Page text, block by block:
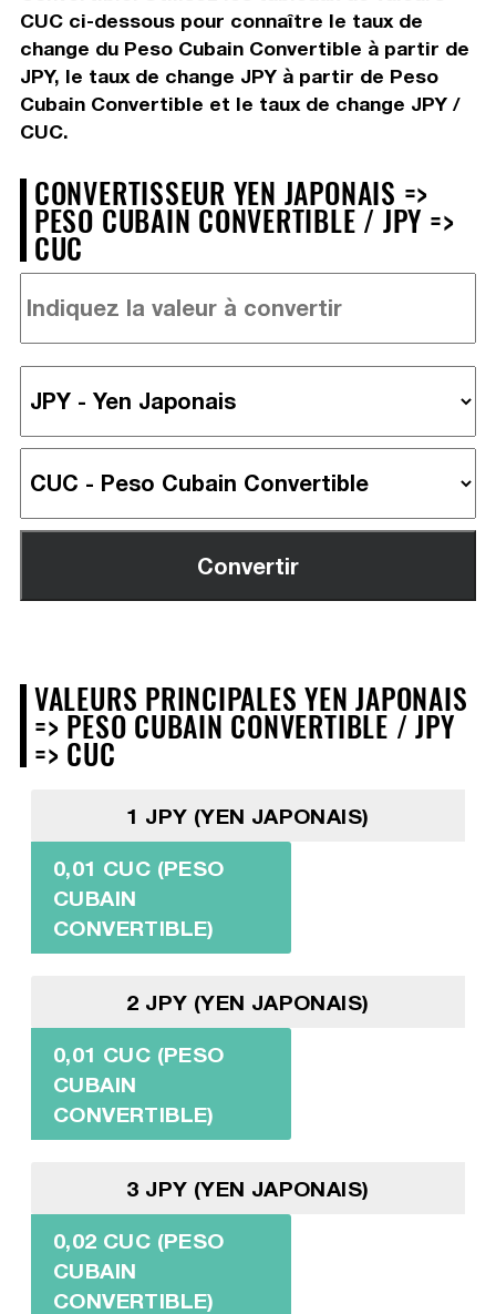
CUC ci-dessous pour connaître le taux de
change du Peso Cubain Convertible à partir de
JPY, le taux de change JPY à partir de Peso
Cubain Convertible et le taux de change JPY /
CUC.
CONVERTISSEUR YEN JAPONAIS =>
PESO CUBAIN CONVERTIBLE / JPY =>
CUC
VALEURS PRINCIPALES YEN JAPONAIS
=> PESO CUBAIN CONVERTIBLE / JPY
=> CUC
1 JPY (YEN JAPONAIS)
0,01 CUC (PESO
CUBAIN
CONVERTIBLE)
2 JPY (YEN JAPONAIS)
0,01 CUC (PESO
CUBAIN
CONVERTIBLE)
3 JPY (YEN JAPONAIS)
0,02 CUC (PESO
CUBAIN
CONVERTIBLE)